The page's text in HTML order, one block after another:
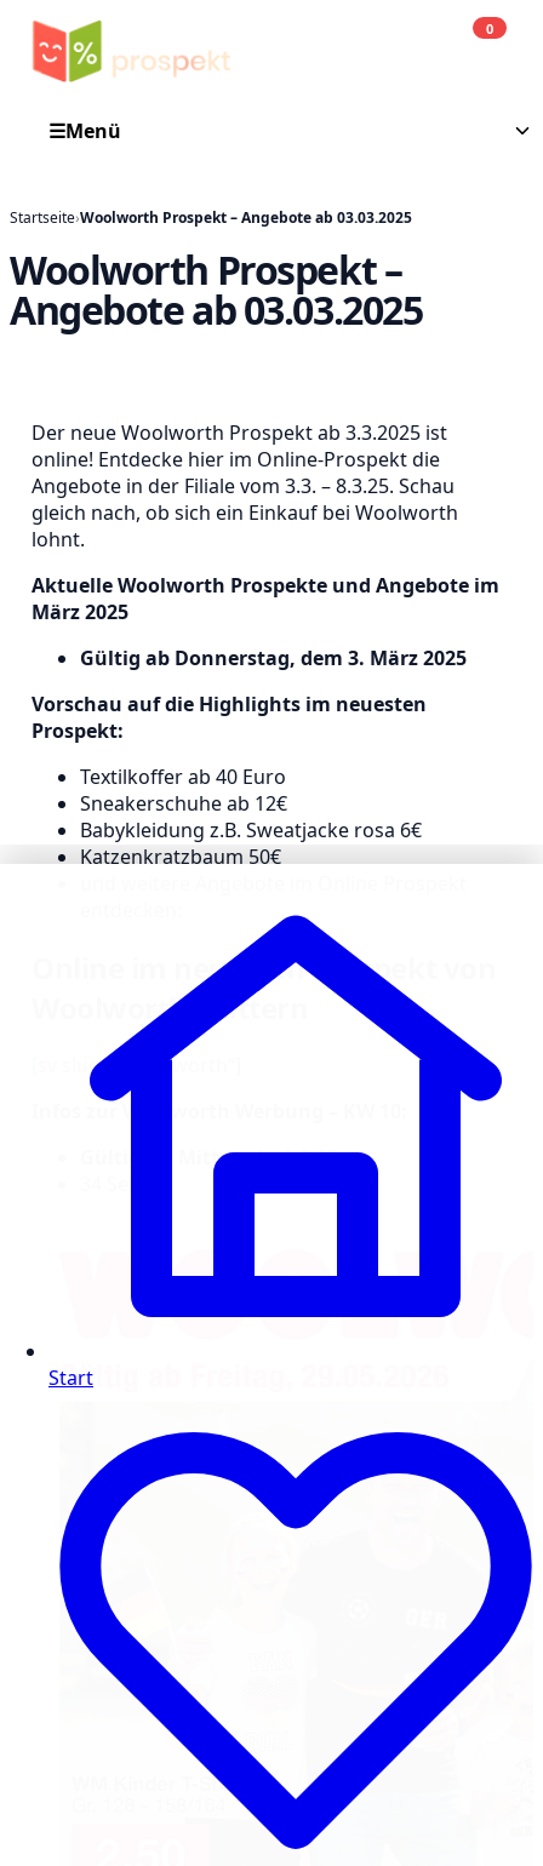
0
☰Menü
Startseite›Woolworth Prospekt – Angebote ab 03.03.2025
Woolworth Prospekt –
Angebote ab 03.03.2025
Der neue Woolworth Prospekt ab 3.3.2025 ist
online! Entdecke hier im Online-Prospekt die
Angebote in der Filiale vom 3.3. – 8.3.25. Schau
gleich nach, ob sich ein Einkauf bei Woolworth
lohnt.
Aktuelle Woolworth Prospekte und Angebote im
März 2025
Gültig ab Donnerstag, dem 3. März 2025
Vorschau auf die Highlights im neuesten
Prospekt:
Textilkoffer ab 40 Euro
Sneakerschuhe ab 12€
Babykleidung z.B. Sweatjacke rosa 6€
Katzenkratzbaum 50€
Online im neuesten Prospekt von
Woolworth blättern
[sv slug=“_woolworth“]
Gültig bis Mittwoch, 8.3.25
Start